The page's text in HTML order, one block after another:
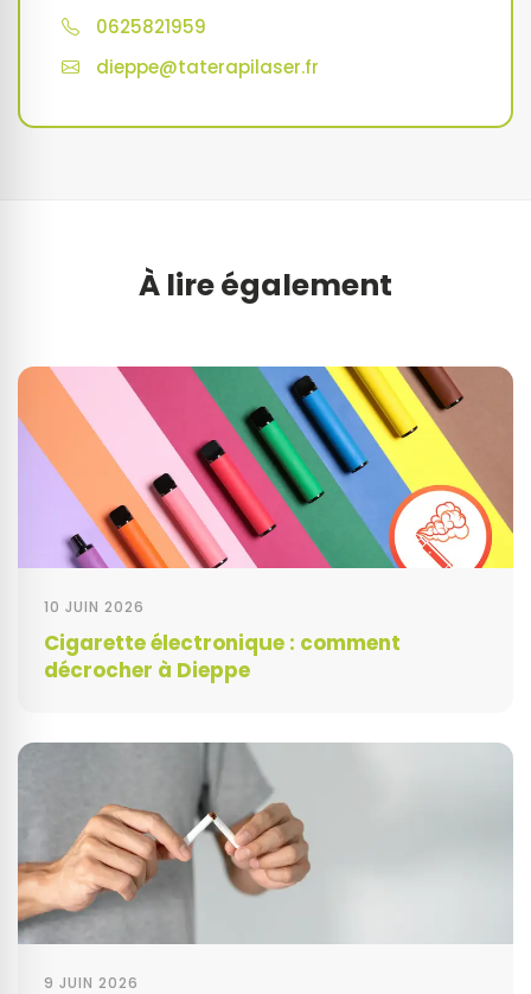
0625821959
dieppe@taterapilaser.fr
À lire également
10 JUIN 2026
Cigarette électronique : comment
décrocher à Dieppe
9 JUIN 2026